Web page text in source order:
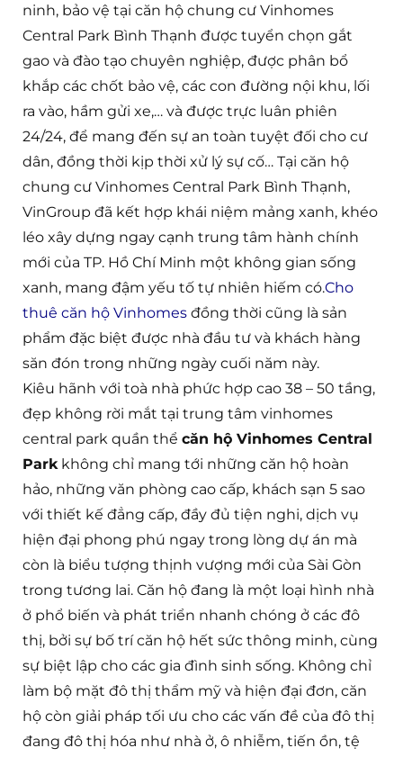
ninh, bảo vệ tại căn hộ chung cư Vinhomes
Central Park Bình Thạnh được tuyển chọn gắt
gao và đào tạo chuyên nghiệp, được phân bổ
khắp các chốt bảo vệ, các con đường nội khu, lối
ra vào, hầm gửi xe,… và được trực luân phiên
24/24, để mang đến sự an toàn tuyệt đối cho cư
dân, đồng thời kịp thời xử lý sự cố… Tại căn hộ
chung cư Vinhomes Central Park Bình Thạnh,
VinGroup đã kết hợp khái niệm mảng xanh, khéo
léo xây dựng ngay cạnh trung tâm hành chính
mới của TP. Hồ Chí Minh một không gian sống
xanh, mang đậm yếu tố tự nhiên hiếm có.Cho
thuê căn hộ Vinhomes đồng thời cũng là sản
phẩm đặc biệt được nhà đầu tư và khách hàng
săn đón trong những ngày cuối năm này.
Kiêu hãnh với toà nhà phức hợp cao 38 – 50 tầng,
đẹp không rời mắt tại trung tâm vinhomes
central park quần thể căn hộ Vinhomes Central
Parkkhông chỉ mang tới những căn hộ hoàn
hảo, những văn phòng cao cấp, khách sạn 5 sao
với thiết kế đẳng cấp, đầy đủ tiện nghi, dịch vụ
hiện đại phong phú ngay trong lòng dự án mà
còn là biểu tượng thịnh vượng mới của Sài Gòn
trong tương lai. Căn hộ đang là một loại hình nhà
ở phổ biến và phát triển nhanh chóng ở các đô
thị, bởi sự bố trí căn hộ hết sức thông minh, cùng
sự biệt lập cho các gia đình sinh sống. Không chỉ
làm bộ mặt đô thị thẩm mỹ và hiện đại đơn, căn
hộ còn giải pháp tối ưu cho các vấn đề của đô thị
đang đô thị hóa như nhà ở, ô nhiễm, tiến ồn, tệ